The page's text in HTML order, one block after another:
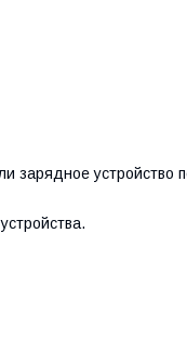
зарядное устройство